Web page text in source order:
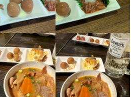
できます。テスト期間や長期休暇な
家庭の都合や体調不良にも安心して
20代から30代が中心で、活気に満ち
気で、楽しく働けること間違いなし